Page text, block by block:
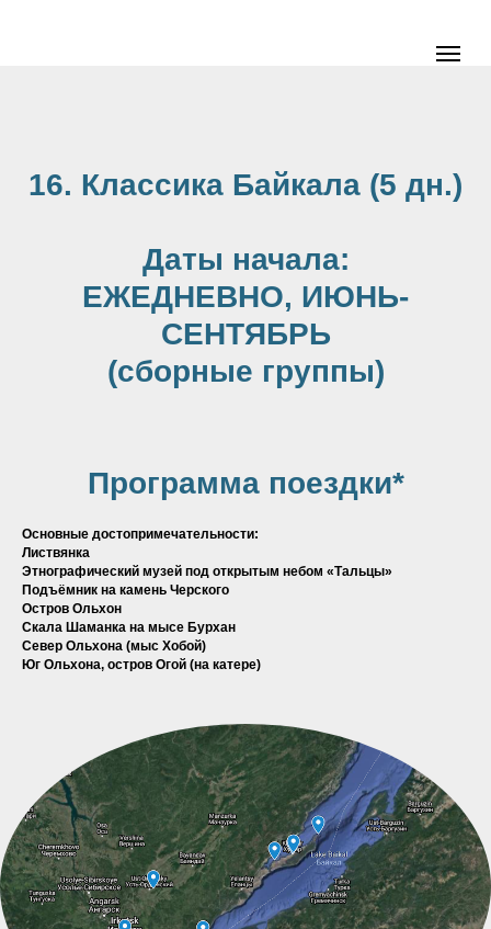
16. Классика Байкала (5 дн.)
Даты начала:
ЕЖЕДНЕВНО, ИЮНЬ-
СЕНТЯБРЬ
(сборные группы)
Программа поездки*
Основные достопримечательности:
Листвянка
Этнографический музей под открытым небом «Тальцы»
Подъёмник на камень Черского
Остров Ольхон
Скала Шаманка на мысе Бурхан
Север Ольхона (мыс Хобой)
Юг Ольхона, остров Огой (на катере)